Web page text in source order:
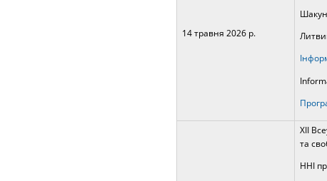
14 травня 2026 р.
Шакун
ХІІ
та
ННІ